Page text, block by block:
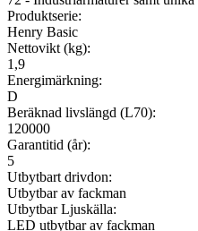
Produktserie:
Henry Basic
Nettovikt (kg):
1,9
Energimärkning:
D
Beräknad livslängd (L70):
120000
Garantitid (år):
5
Utbytbart drivdon:
Utbytbar av fackman
Utbytbar Ljuskälla:
LED utbytbar av fackman